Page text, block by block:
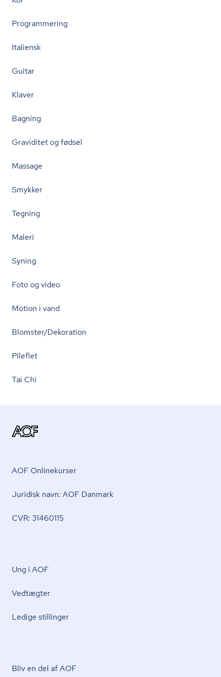
Programmering
Italiensk
Guitar
Klaver
Bagning
Graviditet og fødsel
Massage
Smykker
Tegning
Maleri
Syning
Foto og video
Motion i vand
Blomster/Dekoration
Pileflet
Tai Chi
AOF Onlinekurser
Juridisk navn: AOF Danmark
CVR: 31460115
Ung i AOF
Vedtægter
Ledige stillinger
Bliv en del af AOF